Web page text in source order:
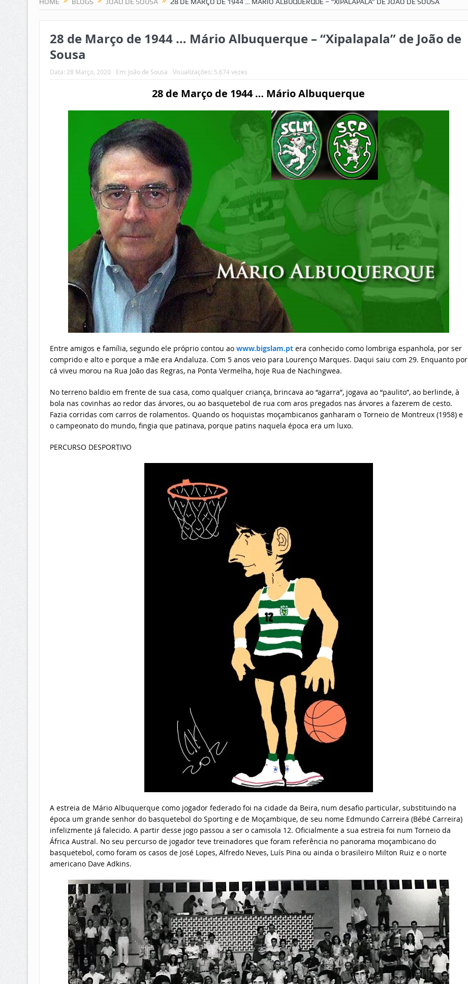
28 de Março de 1944 … Mário Albuquerque – “Xipalapala” de João de
Sousa
Data: 28 Março, 2020 Em: João de Sousa Visualizações: 5.674 vezes
28 de Março de 1944 … Mário Albuquerque
Entre amigos e família, segundo ele próprio contou ao www.bigslam.ptera conhecido como lombriga espanhola, por ser
comprido e alto e porque a mãe era Andaluza. Com 5 anos veio para Lourenço Marques. Daqui saiu com 29. Enquanto por
cá viveu morou na Rua João das Regras, na Ponta Vermelha, hoje Rua de Nachingwea.
No terreno baldio em frente de sua casa, como qualquer criança, brincava ao “agarra”, jogava ao “paulito”, ao berlinde, à
bola nas covinhas ao redor das árvores, ou ao basquetebol de rua com aros pregados nas árvores a fazerem de cesto.
Fazia corridas com carros de rolamentos. Quando os hoquistas moçambicanos ganharam o Torneio de Montreux (1958) e
o campeonato do mundo, fingia que patinava, porque patins naquela época era um luxo.
PERCURSO DESPORTIVO
A estreia de Mário Albuquerque como jogador federado foi na cidade da Beira, num desafio particular, substituindo na
época um grande senhor do basquetebol do Sporting e de Moçambique, de seu nome Edmundo Carreira (Bébé Carreira)
infelizmente já falecido. A partir desse jogo passou a ser o camisola 12. Oficialmente a sua estreia foi num Torneio da
África Austral. No seu percurso de jogador teve treinadores que foram referência no panorama moçambicano do
basquetebol, como foram os casos de José Lopes, Alfredo Neves, Luís Pina ou ainda o brasileiro Milton Ruiz e o norte
americano Dave Adkins.